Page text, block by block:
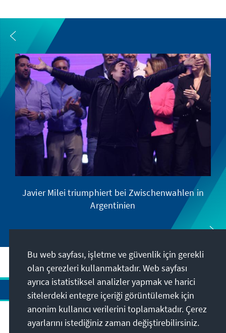
Javier Milei triumphiert bei Zwischenwahlen in
Argentinien
Adres
Bu web sayfası, işletme ve güvenlik için gerekli
olan çerezleri kullanmaktadır. Web sayfası
ayrıca istatistiksel analizler yapmak ve harici
sitelerdeki entegre içeriği görüntülemek için
anonim kullanıcı verilerini toplamaktadır. Çerez
ayarlarını istediğiniz zaman değiştirebilirsiniz.